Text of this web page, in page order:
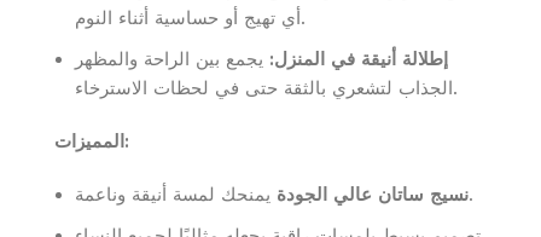
أي تهيج أو حساسية أثناء النوم.
إطلالة أنيقة في المنزل: يجمع بين الراحة والمظهر
الجذاب لتشعري بالثقة حتى في لحظات الاسترخاء.
المميزات:
نسيج ساتان عالي الجودةيمنحك لمسة أنيقة وناعمة.